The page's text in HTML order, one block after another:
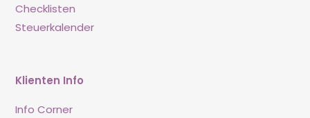
Checklisten
Steuerkalender
Klienten Info
Info Corner